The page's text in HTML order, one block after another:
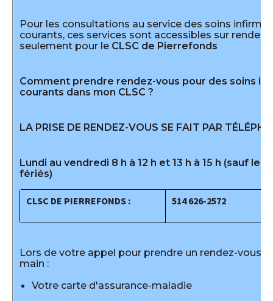
Pour les consultations au service des soins
courants, ces services sont accessibles sur rendez-
seulement pour le CLSC de Pierrefonds
Comment prendre rendez-vous pour des soins
courants dans mon CLSC ?
LA PRISE DE RENDEZ-VOUS SE FAIT PAR
Lundi au vendredi 8 h à 12 h et 13 h à 15 h (sauf les
fériés)
CLSC DE PIERREFONDS : 514 626-2572
Lors de votre appel pour prendre un rendez-vous,
main :
Votre carte d'assurance-maladie